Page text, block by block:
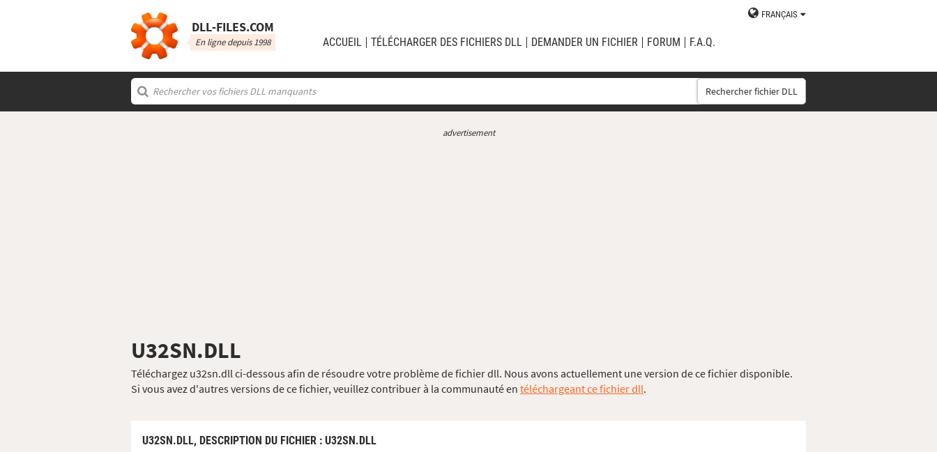
DLL‑FILES.COM
En ligne depuis 1998
FRANÇAIS
ACCUEIL TÉLÉCHARGER DES FICHIERS DLL DEMANDER UN FICHIER FORUM F.A.Q.
Rechercher fichier DLL
advertisement
U32SN.DLL
Téléchargez u32sn.dll ci-dessous afin de résoudre votre problème de fichier dll. Nous avons actuellement une version de ce fichier disponible.
Si vous avez d'autres versions de ce fichier, veuillez contribuer à la communauté en téléchargeant ce fichier dll.
U32SN.DLL, DESCRIPTION DU FICHIER : U32SN.DLL